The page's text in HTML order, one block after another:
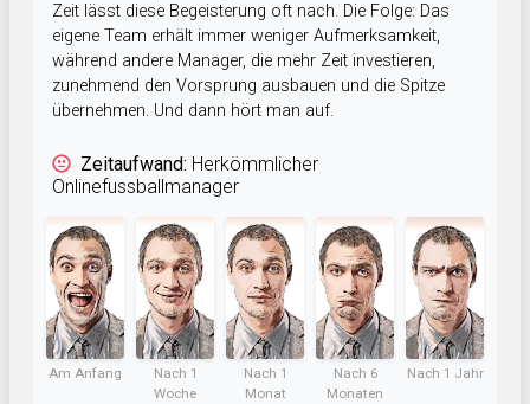
Zeit lässt diese Begeisterung oft nach. Die Folge: Das
eigene Team erhält immer weniger Aufmerksamkeit,
während andere Manager, die mehr Zeit investieren,
zunehmend den Vorsprung ausbauen und die Spitze
übernehmen. Und dann hört man auf.
Zeitaufwand: Herkömmlicher
Onlinefussballmanager
Am Anfang
Nach 1
Woche
Nach 1
Monat
Nach 6
Monaten
Nach 1 Jahr